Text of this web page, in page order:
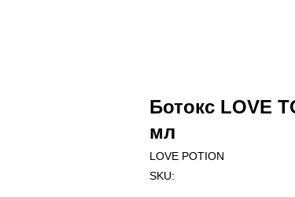
Ботокс LOVE
мл
LOVE POTION
SKU: